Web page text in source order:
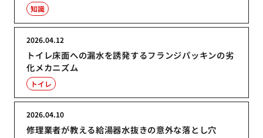
知識
トイレ床面への漏水を誘発するフランジパッキンの劣
化メカニズム
2026.04.12
トイレ
修理業者が教える給湯器水抜きの意外な落とし穴
2026.04.10